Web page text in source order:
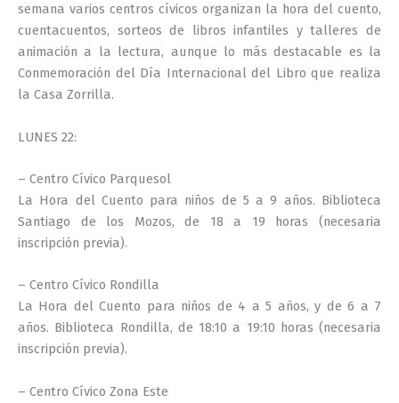
semana varios centros cívicos organizan la hora del cuento,
cuentacuentos, sorteos de libros infantiles y talleres de
animación a la lectura, aunque lo más destacable es la
Conmemoración del Día Internacional del Libro que realiza
la Casa Zorrilla.
LUNES 22:
– Centro Cívico Parquesol
La Hora del Cuento para niños de 5 a 9 años. Biblioteca
Santiago de los Mozos, de 18 a 19 horas (necesaria
inscripción previa).
– Centro Cívico Rondilla
La Hora del Cuento para niños de 4 a 5 años, y de 6 a 7
años. Biblioteca Rondilla, de 18:10 a 19:10 horas (necesaria
inscripción previa).
– Centro Cívico Zona Este